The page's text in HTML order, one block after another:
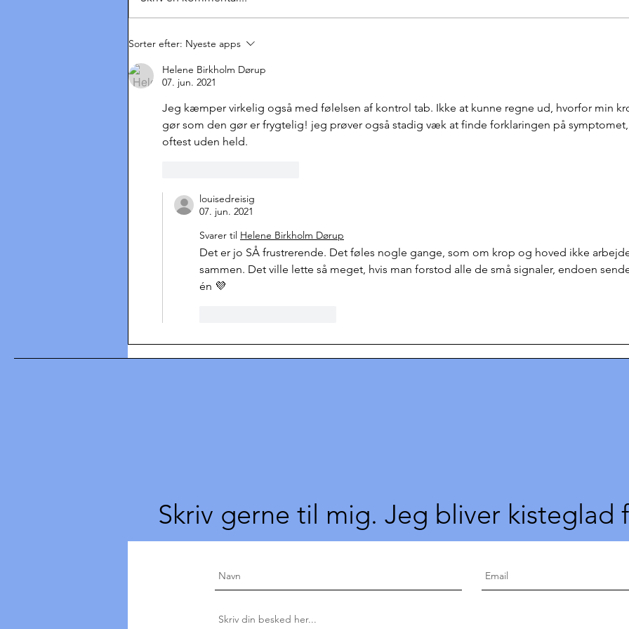
Hvad siger man til
Sorter efter: Nyeste apps
Helene Birkholm Dørup
07. jun. 2021
Jeg kæmper virkelig også med følelsen af kontrol tab. Ikke at kunne regne ud, hvorfor min
gør som den gør er frygtelig! jeg prøver også stadig væk at finde forklaringen på symptomet,
oftest uden held.
louisedreisig
07. jun. 2021
Svarer til Helene Birkholm Dørup
Det er jo SÅ frustrerende. Det føles nogle gange, som om krop og hoved ikke
sammen. Det ville lette så meget, hvis man forstod alle de små signaler, endoen
én 💜
Skriv gerne til mig. Jeg bliver kisteglad